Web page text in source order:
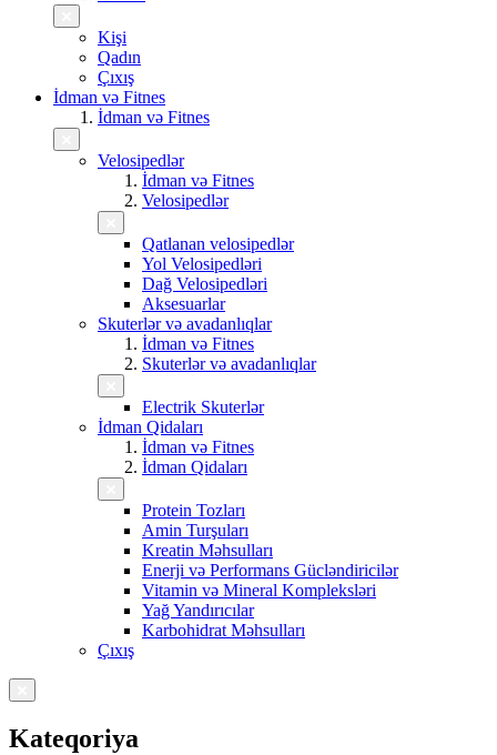
Kişi
Qadın
Çıxış
İdman və Fitnes
İdman və Fitnes
Velosipedlər
İdman və Fitnes
Velosipedlər
Qatlanan velosipedlər
Yol Velosipedləri
Dağ Velosipedləri
Aksesuarlar
Skuterlər və avadanlıqlar
İdman və Fitnes
Skuterlər və avadanlıqlar
Electrik Skuterlər
İdman Qidaları
İdman və Fitnes
İdman Qidaları
Protein Tozları
Amin Turşuları
Kreatin Məhsulları
Enerji və Performans Gücləndiricilər
Vitamin və Mineral Kompleksləri
Yağ Yandırıcılar
Karbohidrat Məhsulları
Çıxış
Kateqoriya